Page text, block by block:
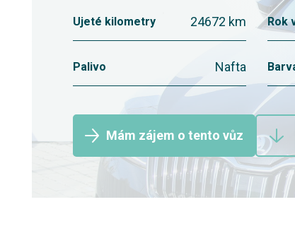
Ujeté kilometry 24672 km Rok
Palivo Nafta
Mám zájem o tento vůz